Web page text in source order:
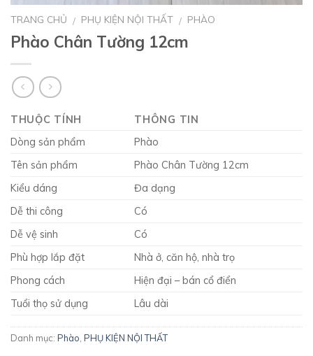
TRANG CHỦ / PHỤ KIỆN NỘI THẤT / PHÀO
Phào Chân Tường 12cm
THUỘC TÍNH
THÔNG TIN
Dòng sản phẩm
Phào
Tên sản phẩm
Phào Chân Tường 12cm
Kiểu dáng
Đa dạng
Dễ thi công
Có
Dễ vệ sinh
Có
Phù hợp lắp đặt
Nhà ở, căn hộ, nhà trọ
Phong cách
Hiện đại – bán cổ điển
Tuổi thọ sử dụng
Lâu dài
Danh mục: Phào PHỤ KIỆN NỘI THẤT